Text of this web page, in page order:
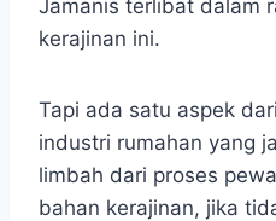
Jamanis terlibat dalam
kerajinan ini.
Tapi ada satu aspek
industri rumahan yang
limbah dari proses
bahan kerajinan, jika